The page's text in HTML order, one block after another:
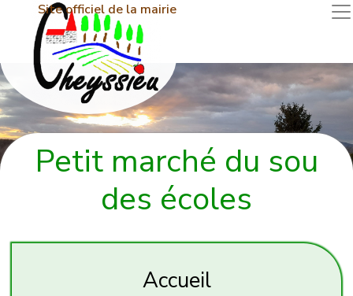
Site officiel de la mairie
Petit marché du sou
des écoles
Accueil